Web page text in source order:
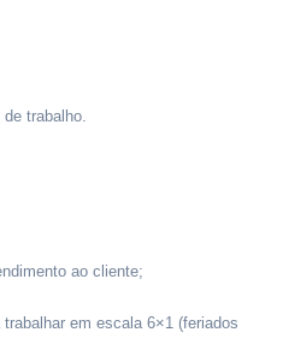
trabalho.
ao cliente;
em escala 6×1 (feriados